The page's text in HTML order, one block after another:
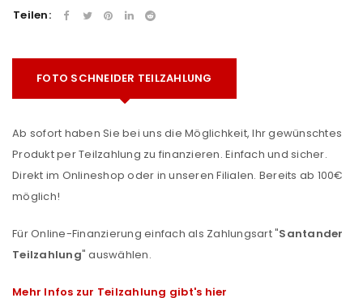
Teilen:
FOTO SCHNEIDER TEILZAHLUNG
Ab sofort haben Sie bei uns die Möglichkeit, Ihr gewünschtes
Produkt per Teilzahlung zu finanzieren. Einfach und sicher.
Direkt im Onlineshop oder in unseren Filialen. Bereits ab 100€
möglich!
Für Online-Finanzierung einfach als Zahlungsart "Santander
Teilzahlung" auswählen.
Mehr Infos zur Teilzahlung gibt's hier